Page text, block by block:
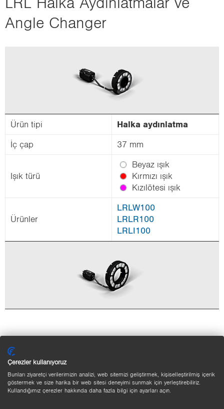
Angle Chan­ger
Ürün tipi Halka ay­dın­lat­ma
İç çap 37 mm
Işık türü
Beyaz ışık
Kır­mı­zı ışık
Kı­zı­lö­te­si ışık
Ürün­ler
LRLW100
LRLR100
LRLI100
Çerezler kullanıyoruz
Bunları ziyaretçi verilerimizin analizi, web sitemizi geliştirmek, kişiselleştirilmiş içerik
göstermek ve size harika bir web sitesi deneyimi sunmak için yerleştirebiliriz.
Kullandığımız çerezler hakkında daha fazla bilgi için ayarları açın.